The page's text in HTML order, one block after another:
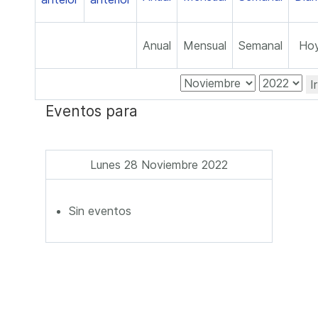
Anual Mensual Semanal
Eventos para
Lunes 28 Noviembre 2022
Sin eventos